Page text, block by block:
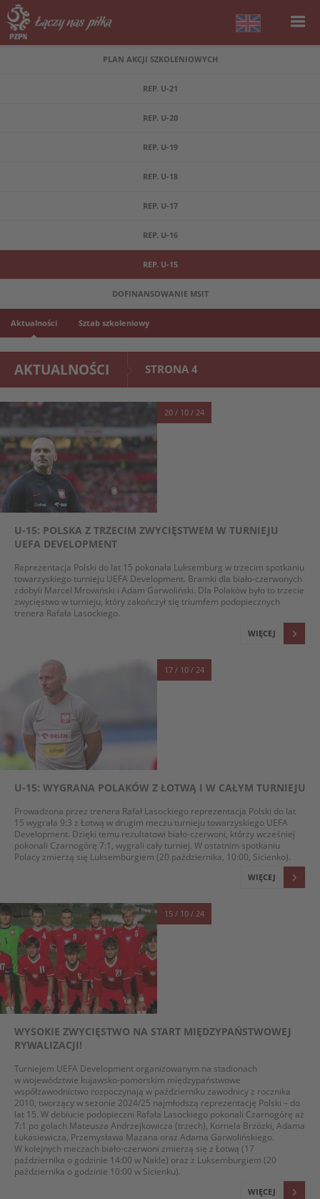
PLAN AKCJI SZKOLENIOWYCH
REP. U-21
REP. U-20
REP. U-19
REP. U-18
REP. U-17
REP. U-16
REP. U-15
DOFINANSOWANIE MSIT
Aktualności Sztab szkoleniowy
AKTUALNOŚCI STRONA 4
20 / 10 / 24
U-15: POLSKA Z TRZECIM ZWYCIĘSTWEM W TURNIEJU
UEFA DEVELOPMENT
Reprezentacja Polski do lat 15 pokonała Luksemburg w trzecim spotkaniu
towarzyskiego turnieju UEFA Development. Bramki dla biało-czerwonych
zdobyli Marcel Mrowiński i Adam Garwoliński. Dla Polaków było to trzecie
zwycięstwo w turnieju, który zakończył się triumfem podopiecznych
trenera Rafała Lasockiego.
WIĘCEJ
17 / 10 / 24
U-15: WYGRANA POLAKÓW Z ŁOTWĄ I W CAŁYM TURNIEJU
Prowadzona przez trenera Rafał Lasockiego reprezentacja Polski do lat
15 wygrała 9:3 z Łotwą w drugim meczu turnieju towarzyskiego UEFA
Development. Dzięki temu rezultatowi biało-czerwoni, którzy wcześniej
pokonali Czarnogórę 7:1, wygrali cały turniej. W ostatnim spotkaniu
Polacy zmierzą się Luksemburgiem (20 października, 10:00, Sicienko).
WIĘCEJ
15 / 10 / 24
WYSOKIE ZWYCIĘSTWO NA START MIĘDZYPAŃSTWOWEJ
RYWALIZACJI!
Turniejem UEFA Development organizowanym na stadionach
w województwie kujawsko-pomorskim międzypaństwowe
współzawodnictwo rozpoczynają w październiku zawodnicy z rocznika
2010, tworzący w sezonie 2024/25 najmłodszą reprezentację Polski – do
lat 15. W debiucie podopieczni Rafała Lasockiego pokonali Czarnogórę aż
7:1 po golach Mateusza Andrzejkowicza (trzech), Kornela Brzózki, Adama
Łukasiewicza, Przemysława Mazana oraz Adama Garwolińskiego.
W kolejnych meczach biało-czerwoni zmierzą się z Łotwą (17
października o godzinie 14:00 w Nakle) oraz z Luksemburgiem (20
października o godzinie 10:00 w Sicienku).
WIĘCEJ